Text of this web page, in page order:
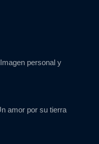
personal y
amor por su tierra